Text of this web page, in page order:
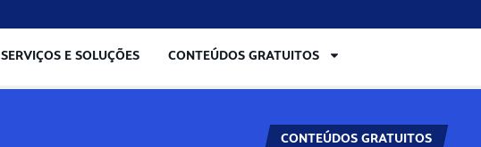
SERVIÇOS E SOLUÇÕES CONTEÚDOS GRATUITOS
CONTEÚDOS GRATUITOS